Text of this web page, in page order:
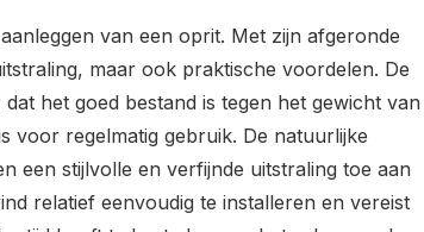
van een oprit. Met zijn afgeronde
maar ook praktische voordelen. De
het goed bestand is tegen het gewicht van
voor regelmatig gebruik. De natuurlijke
een stijlvolle en verfijnde uitstraling toe aan
relatief eenvoudig te installeren en vereist